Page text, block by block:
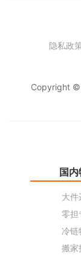
隐私政
Copyright ©
国
大件
零担
冷链
搬家